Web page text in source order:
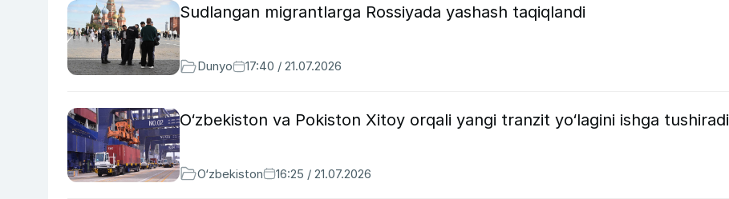
Sudlangan migrantlarga Rossiyada yashash taqiqlandi
Dunyo 17:40 / 21.07.2026
O‘zbekiston va Pokiston Xitoy orqali yangi tranzit yo‘lagini ishga tushiradi
O‘zbekiston 16:25 / 21.07.2026